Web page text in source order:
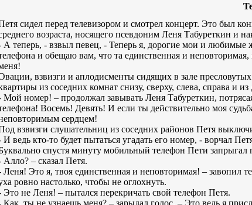
сидел перед телевизором и смотрел концерт. Это был
возраста, носящего псевдоним Леня Табуреткин и
А теперь, - взвыл певец, - Теперь я, дорогие мои и любимые
и обещаю вам, что та единственная и
взвизги и аплодисменты сидящих в зале
из соседних комнат снизу, сверху, слева, справа и
Мой номер! – продолжал завывать Леня Табуреткин,
Восемь! Девять! И если ты действительно моя
сердцем!
взвизги слушательниц из соседних районов Петя
И ведь кто-то будет пытаться угадать его номер, - ворчал
спустя минуту мобильный телефон Пети запрыгал
Алло? – сказал Петя.
Леня! Это я, твоя единственная и неповторимая! – завопил
ровно настолько, чтобы не оглохнуть.
Это не Леня! – пытался перекричать свой телефон Петя.
Как, ты не узнаешь меня? – зарыдал голос. – Это ведь я